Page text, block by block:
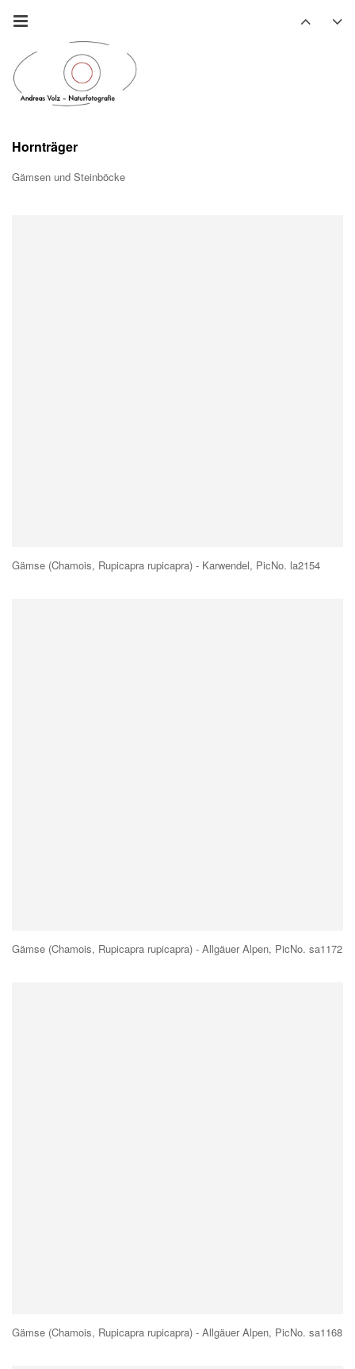
Hornträger
Gämsen und Steinböcke
Gämse (Chamois, Rupicapra rupicapra) - Karwendel, PicNo. la2154
Gämse (Chamois, Rupicapra rupicapra) - Allgäuer Alpen, PicNo. sa1172
Gämse (Chamois, Rupicapra rupicapra) - Allgäuer Alpen, PicNo. sa1168